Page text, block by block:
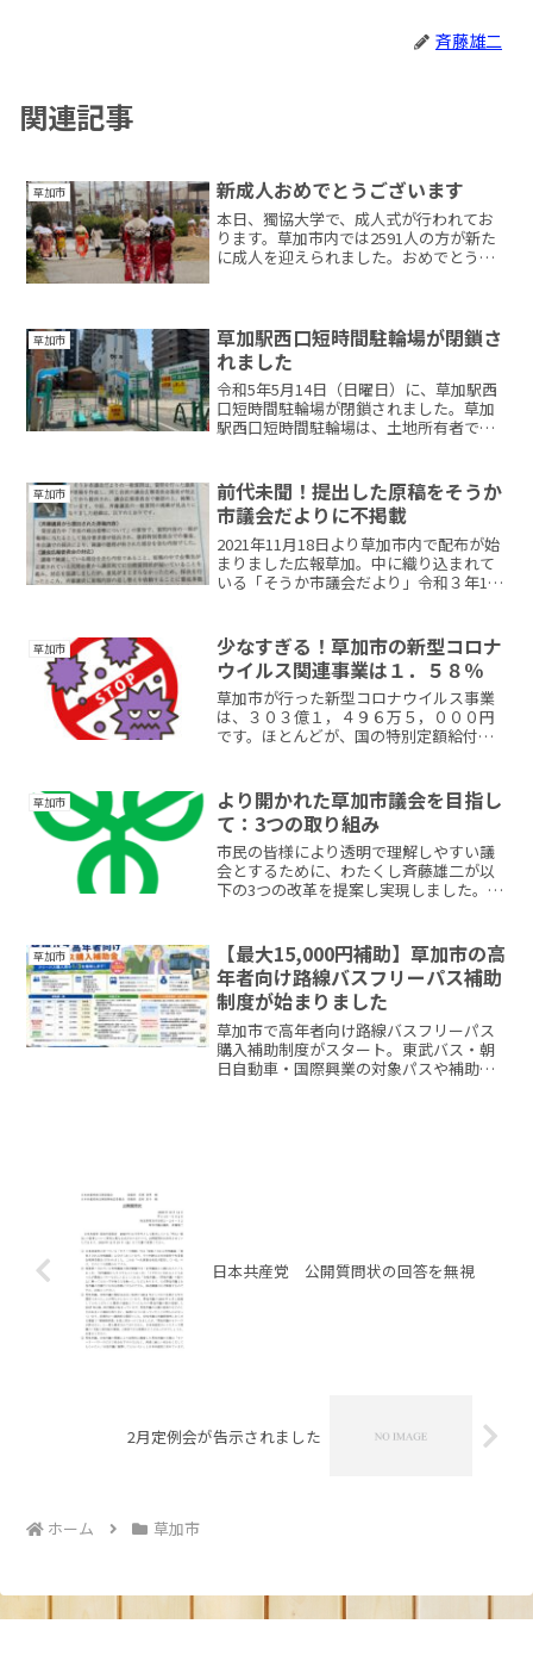
斉藤雄二
関連記事
草加市 新成人おめでとうございます
本日、獨協大学で、成人式が行われてお
ります。草加市内では2591人の方が新た
に成人を迎えられました。おめでとうご
しゃるかと思います。ま...
草加市
草加駅西口短時間駐輪場が閉鎖さ
れました
令和5年5月14日（日曜日）に、草加駅西
口短時間駐輪場が閉鎖されました。草加
駅西口短時間駐輪場は、土地所有者であ
り、閉鎖に至ったものです。今後は、東
口の駐輪場をはじめ、...
草加市
前代未聞！提出した原稿をそうか
市議会だよりに不掲載
2021年11月18日より草加市内で配布が始
まりました広報草加。中に織り込まれて
いる「そうか市議会だより」令和３年11
のような（写真参照）記事内容になって
いるのか」と...
草加市
少なすぎる！草加市の新型コロナ
ウイルス関連事業は１．５８％
草加市が行った新型コロナウイルス事業
は、３０３億１，４９６万５，０００円
です。ほとんどが、国の特別定額給付金
円、県支出金が１億１，５７６万７，０
００円、市の負担額が４億８...
草加市
より開かれた草加市議会を目指し
て：3つの取り組み
市民の皆様により透明で理解しやすい議
会とするために、わたくし斉藤雄二が以
下の3つの改革を提案し実現しました。1.
ポートをインターネットで公開すること
を提案し、全正副委...
草加市
【最大15,000円補助】草加市の高
年者向け路線バスフリーパス補助
制度が始まりました
草加市で高年者向け路線バスフリーパス
購入補助制度がスタート。東武バス・朝
日自動車・国際興業の対象パスや補助
日本共産党 公開質問状の回答を無視
2月定例会が告示されました
ホーム 草加市